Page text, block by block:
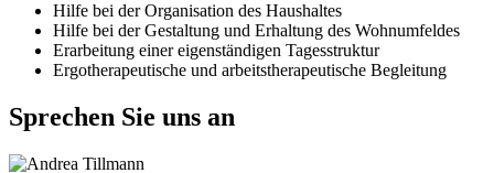
Hilfe bei der Organisation des Haushaltes
Hilfe bei der Gestaltung und Erhaltung des Wohnumfeldes
Erarbeitung einer eigenständigen Tagesstruktur
Ergotherapeutische und arbeitstherapeutische Begleitung
Sprechen Sie uns an